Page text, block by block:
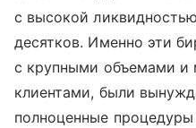
с высокой
десятков. Именно эти
с крупными объемами
клиентами, были
полноценные